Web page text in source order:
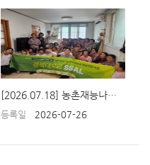
[2026.07.18] 농촌재능나눔활동_경북대학교_SSAL(영천시 신월리)
등록일 2026-07-26